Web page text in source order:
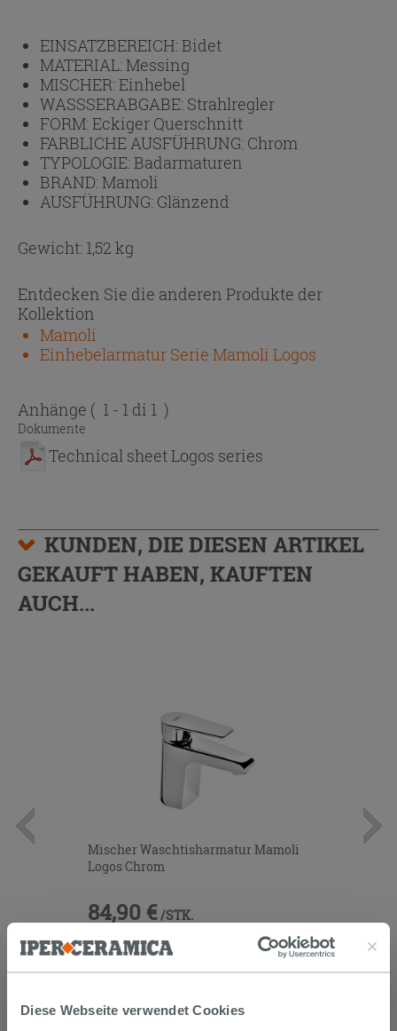
Diese Webseite verwendet Cookies
EINSATZBEREICH:Bidet
MATERIAL:Messing
MISCHER:Einhebel
WASSSERABGABE: Strahlregler
FORM:Eckiger Querschnitt
FARBLICHE AUSFÜHRUNG: Chrom
TYPOLOGIE:Badarmaturen
BRAND:Mamoli
AUSFÜHRUNG: Glänzend
Gewicht: 1,52 kg
Entdecken Sie die anderen Produkte der
Kollektion
Mamoli
Einhebelarmatur Serie Mamoli Logos
Anhänge ( 1 - 1 di 1 )
Dokumente
Technical sheet Logos series
KUNDEN, DIE DIESEN ARTIKEL
GEKAUFT HABEN, KAUFTEN
AUCH...
Mischer Waschtisharmatur Mamoli
Logos Chrom
84,90 € /STK.
IN DEN WARENKORB LEGEN